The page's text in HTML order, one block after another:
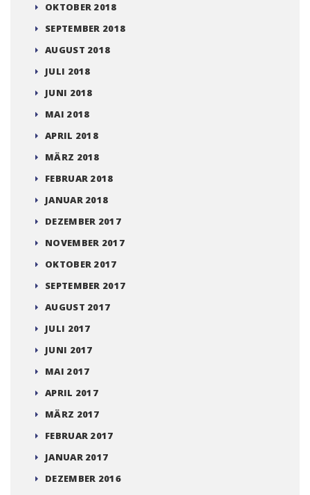
OKTOBER 2018
SEPTEMBER 2018
AUGUST 2018
JULI 2018
JUNI 2018
MAI 2018
APRIL 2018
MÄRZ 2018
FEBRUAR 2018
JANUAR 2018
DEZEMBER 2017
NOVEMBER 2017
OKTOBER 2017
SEPTEMBER 2017
AUGUST 2017
JULI 2017
JUNI 2017
MAI 2017
APRIL 2017
MÄRZ 2017
FEBRUAR 2017
JANUAR 2017
DEZEMBER 2016